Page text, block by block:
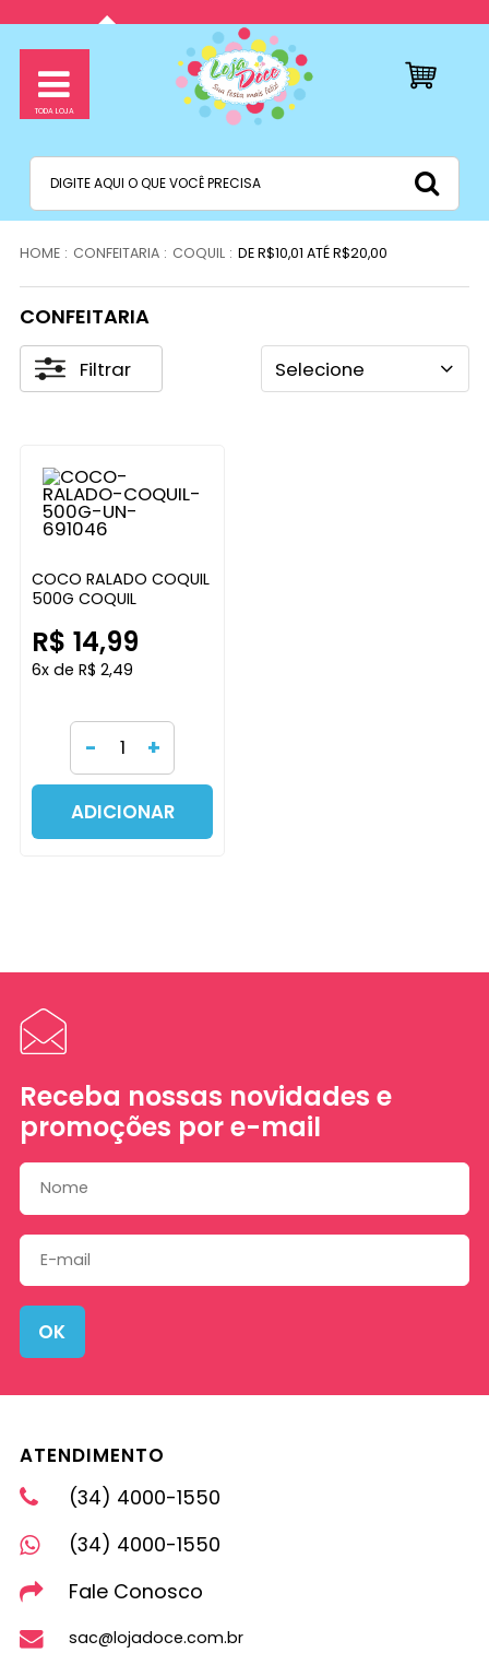
CONFEITARIA COQUIL DE R$10,01 ATÉ R$20,00
CONFEITARIA
Filtrar Selecione
COCO RALADO COQUIL
500G COQUIL
R$ 14,99
6x de R$ 2,49
- +
ADICIONAR
Receba nossas novidades e
promoções por e-mail
OK
ATENDIMENTO
(34) 4000-1550
(34) 4000-1550
Fale Conosco
sac@lojadoce.com.br